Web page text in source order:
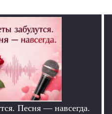
Песня — навсегда.